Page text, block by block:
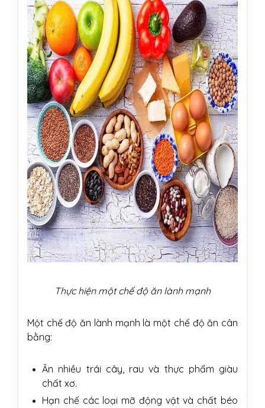
Thực hiện một chế độ ăn lành mạnh
Một chế độ ăn lành mạnh là một chế độ ăn cân
bằng:
Ăn nhiều trái cây, rau và thực phẩm giàu
chất xơ.
Hạn chế các loại mỡ động vật và chất béo